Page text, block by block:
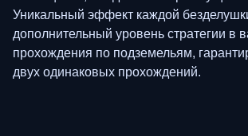
Уникальный эффект каждой
дополнительный уровень стратегии в
прохождения по подземельям,
двух одинаковых прохождений.